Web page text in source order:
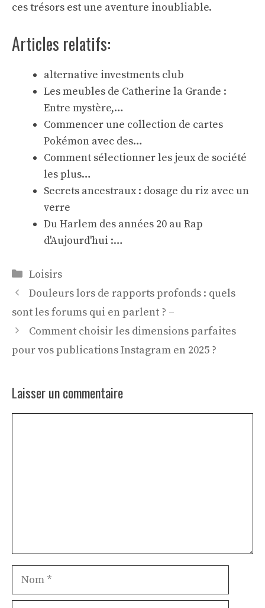
ces trésors est une aventure inoubliable.
Articles relatifs:
alternative investments club
Les meubles de Catherine la Grande :
Entre mystère,…
Commencer une collection de cartes
Pokémon avec des…
Comment sélectionner les jeux de société
les plus…
Secrets ancestraux : dosage du riz avec un
verre
Du Harlem des années 20 au Rap
d'Aujourd'hui :…
Catégories
Loisirs
Douleurs lors de rapports profonds : quels
sont les forums qui en parlent ? –
Comment choisir les dimensions parfaites
pour vos publications Instagram en 2025 ?
Laisser un commentaire
Nom